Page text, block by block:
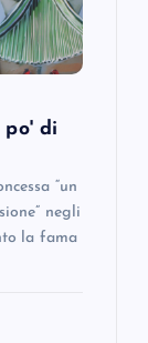
po' di
“un
negli
la fama